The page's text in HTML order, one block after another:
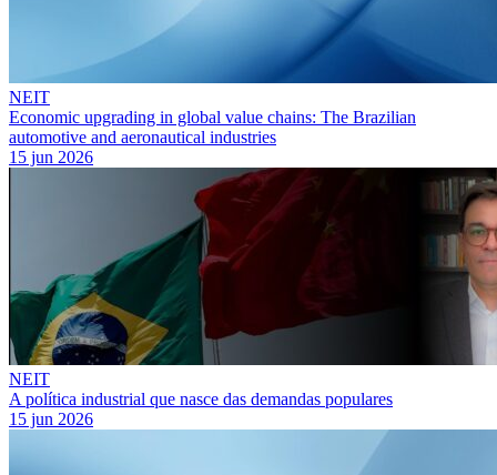
NEIT
Economic upgrading in global value chains: The Brazilian
automotive and aeronautical industries
15 jun 2026
NEIT
A política industrial que nasce das demandas populares
15 jun 2026